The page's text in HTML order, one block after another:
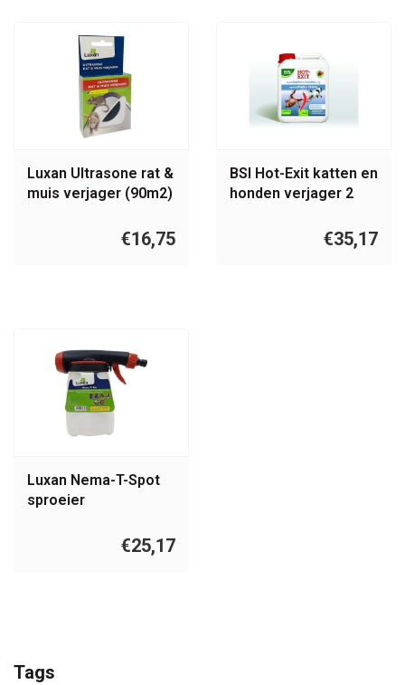
Luxan Ultrasone rat &
muis verjager (90m2)
€16,75
BSI Hot-Exit katten en
honden verjager 2
€35,17
Luxan Nema-T-Spot
sproeier
€25,17
Tags